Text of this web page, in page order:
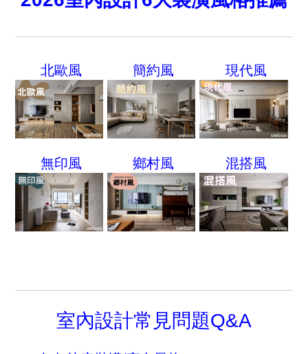
北歐風 簡約風 現代風
無印風 鄉村風 混搭風
室內設計常見問題Q&A